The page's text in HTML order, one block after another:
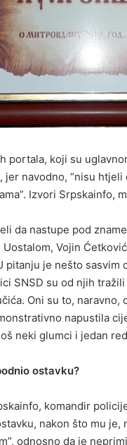
portala, koji su
jer navodno, “nisu
Izvori Srpskainfo,
da nastupe pod
Uostalom, Vojin
pitanju je nešto sasvim
SNSD su od njih
Oni su to,
napustila
neki glumci i jedan
ostavku?
komandir
nakon što mu
odnosno da je